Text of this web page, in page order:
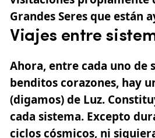
Grandes Seres que están
Viajes entre
Ahora, entre cada uno de
benditos corazones, hay
(digamos) de Luz.
cada sistema. Excepto
ciclos cósmicos, ni